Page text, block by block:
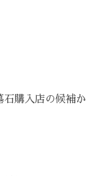
石購入店の候補か